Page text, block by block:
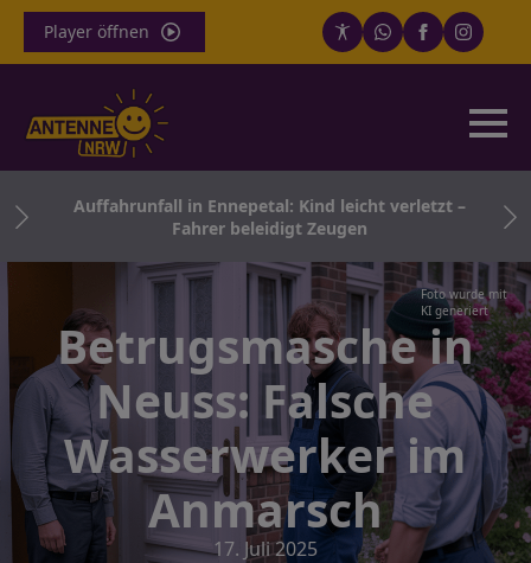
Player öffnen
Auffahrunfall in Ennepetal: Kind leicht verletzt –
Fahrer beleidigt Zeugen
Foto wurde mit
KI generiert
Betrugsmasche in
Neuss: Falsche
Wasserwerker im
Anmarsch
17. Juli 2025